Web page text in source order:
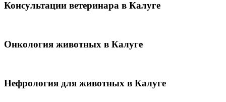
Консультации ветеринара в Калуге
Онкология животных в Калуге
Нефрология для животных в Калуге